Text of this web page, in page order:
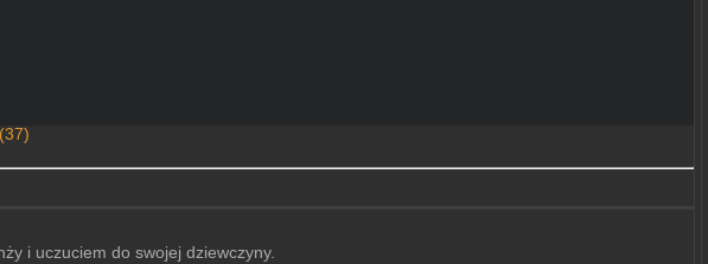
i uczuciem do swojej dziewczyny.